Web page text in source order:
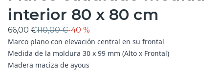
interior 80 x 80 cm
66,00 €110,00 €-40 %
Marco plano con elevación central en su frontal
Medida de la moldura 30 x 99 mm (Alto x Frontal)
Madera maciza de ayous